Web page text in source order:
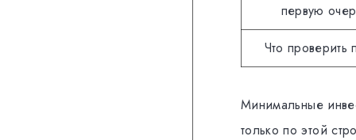
первую
Что проверить
Минимальные
только по этой